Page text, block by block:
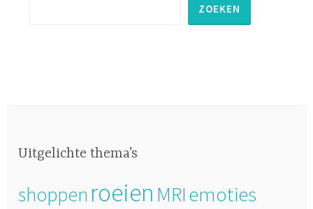
ZOEKEN
Uitgelichte thema’s
shoppen roeien MRIemoties